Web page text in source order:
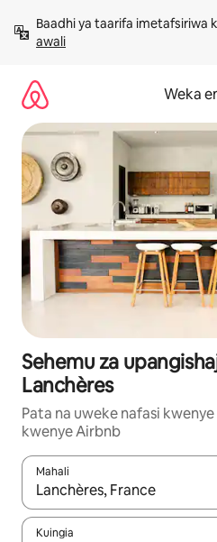
kwenda
kwenye
Baadhi ya taarifa imetafsiriwa
awali
Weka
Sehemu za
Lanchères
Pata na uweke nafasi
kwenye Airbnb
Mahali
Wakati matokeo
Kuingia